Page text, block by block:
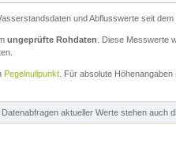
und Abflusswerte seit
ungeprüfte Rohdaten . Diese Messwerte
Pegelnullpunkt . Für absolute
aktueller Werte stehen auch